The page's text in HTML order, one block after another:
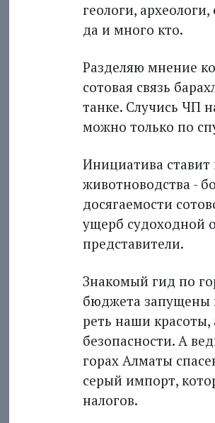
геологи,
да и много кто.
Разделяю мнение
сотовая связь
танке. Случись ЧП
можно только по
Инициатива ставит
животноводства -
досягаемости
ущерб судоходной
представители.
Знакомый гид по
бюджета запущены
реть наши красоты,
безопасности. А
горах Алматы
серый импорт,
налогов.